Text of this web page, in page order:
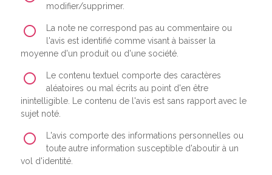
modifier/supprimer.
La note ne correspond pas au commentaire ou
l'avis est identifié comme visant à baisser la
moyenne d'un produit ou d'une société.
Le contenu textuel comporte des caractères
aléatoires ou mal écrits au point d'en être
inintelligible. Le contenu de l'avis est sans rapport avec le
sujet noté.
L'avis comporte des informations personnelles ou
toute autre information susceptible d'aboutir à un
vol d'identité.